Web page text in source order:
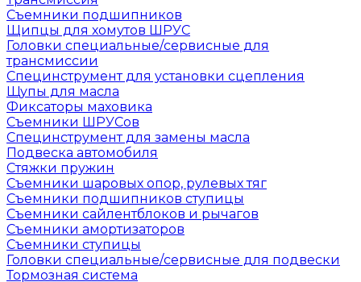
Съемники подшипников
Щипцы для хомутов ШРУС
Головки специальные/сервисные для
трансмиссии
Специнструмент для установки сцепления
Щупы для масла
Фиксаторы маховика
Съемники ШРУСов
Специнструмент для замены масла
Подвеска автомобиля
Стяжки пружин
Съемники шаровых опор, рулевых тяг
Съемники подшипников ступицы
Съемники сайлентблоков и рычагов
Съемники амортизаторов
Съемники ступицы
Головки специальные/сервисные для подвески
Тормозная система